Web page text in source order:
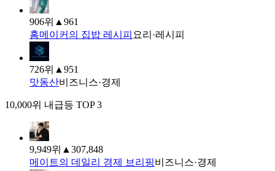
906위 ▲ 961
홈메이커의 집밥 레시피 요리·레시피
726위 ▲ 951
맛동산비즈니스·경제
10,000위 내 급등 TOP 3
9,949위 ▲ 307,848
메이트의 데일리 경제 브리핑비즈니스·경제